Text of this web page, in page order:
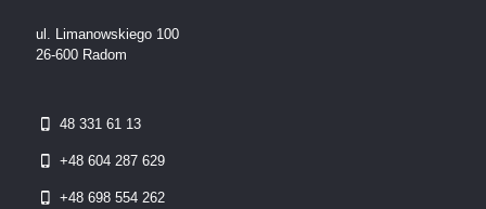
ul. Limanowskiego 100
26-600 Radom
48 331 61 13
+48 604 287 629
+48 698 554 262